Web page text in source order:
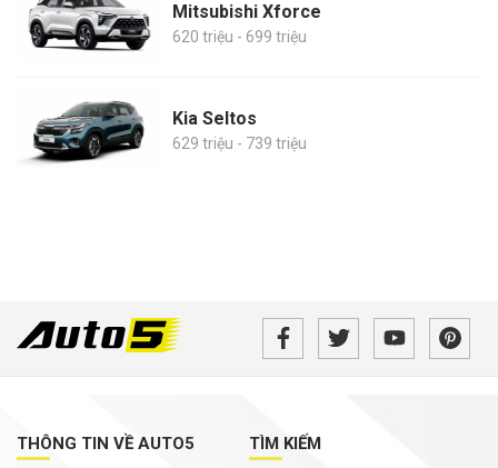
Mitsubishi Xforce
620 triệu - 699 triệu
Kia Seltos
629 triệu - 739 triệu
THÔNG TIN VỀ AUTO5 TÌM KIẾM